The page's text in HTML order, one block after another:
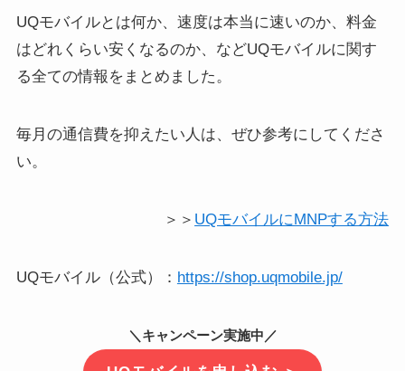
UQモバイルとは何か、速度は本当に速いのか、料金
はどれくらい安くなるのか、などUQモバイルに関す
る全ての情報をまとめました。
毎月の通信費を抑えたい人は、ぜひ参考にしてくださ
い。
＞＞ UQモバイルにMNPする方法
UQモバイル（公式）： https://shop.uqmobile.jp/
＼キャンペーン実施中／